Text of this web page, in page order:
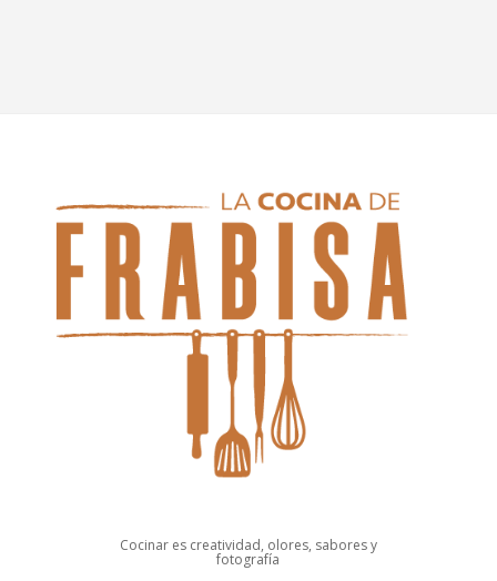
Cocinar es creatividad, olores, sabores y
fotografía